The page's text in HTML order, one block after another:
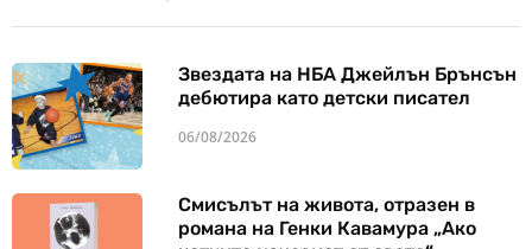
Звездата на НБА Джейлън Брънсън
дебютира като детски писател
06/08/2026
Смисълът на живота, отразен в
романа на Генки Кавамура „Ако